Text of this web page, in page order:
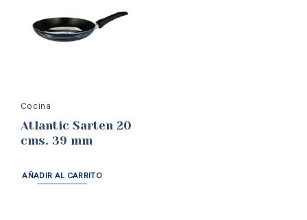
Cocina
Atlantic Sarten 20
cms. 39 mm
AÑADIR AL CARRITO